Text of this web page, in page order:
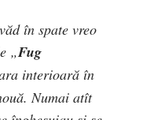
în spate vreo
„Fug
interioară în
Numai atît